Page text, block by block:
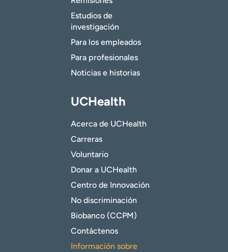
Estudios de
investigación
Para los empleados
Para profesionales
Noticias e historias
UCHealth
Acerca de UCHealth
Carreras
Voluntario
Donar a UCHealth
Centro de Innovación
No discriminación
Biobanco (CCPM)
Contáctenos
Información sobre